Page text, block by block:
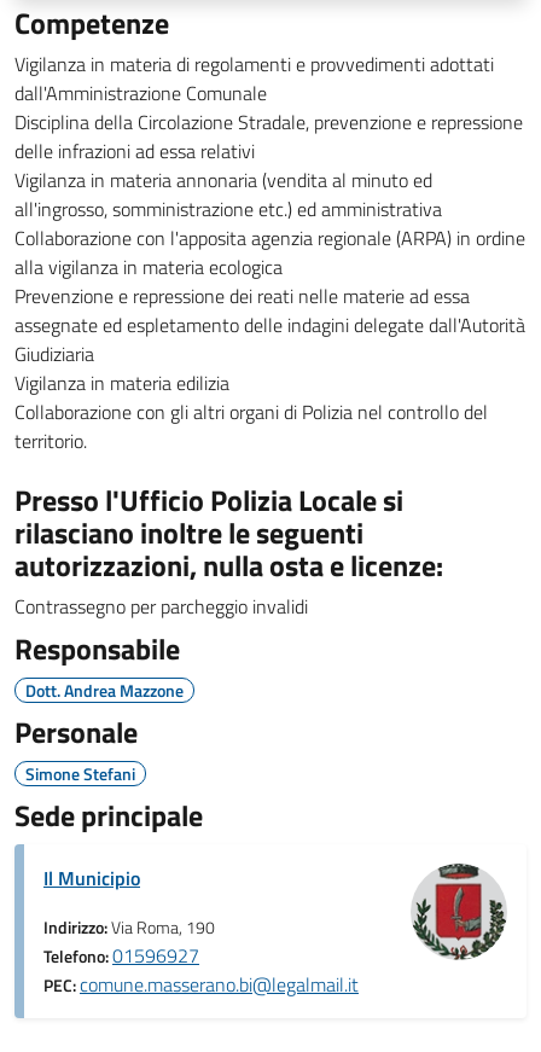
Competenze
Vigilanza in materia di regolamenti e provvedimenti adottati
dall'Amministrazione Comunale
Disciplina della Circolazione Stradale, prevenzione e repressione
delle infrazioni ad essa relativi
Vigilanza in materia annonaria (vendita al minuto ed
all'ingrosso, somministrazione etc.) ed amministrativa
Collaborazione con l'apposita agenzia regionale (ARPA) in ordine
alla vigilanza in materia ecologica
Prevenzione e repressione dei reati nelle materie ad essa
assegnate ed espletamento delle indagini delegate dall'Autorità
Giudiziaria
Vigilanza in materia edilizia
Collaborazione con gli altri organi di Polizia nel controllo del
territorio.
Presso l'Ufficio Polizia Locale si
rilasciano inoltre le seguenti
autorizzazioni, nulla osta e licenze:
Contrassegno per parcheggio invalidi
Responsabile
Dott. Andrea Mazzone
Personale
Simone Stefani
Sede principale
Il Municipio
Indirizzo:Via Roma, 190
Telefono:01596927
PEC:comune.masserano.bi@legalmail.it